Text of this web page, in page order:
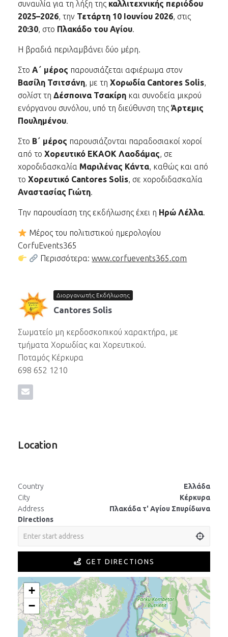
συναυλία για τη λήξη της καλλιτεχνικής περιόδου
2025–2026, την Τετάρτη 10 Ιουνίου 2026, στις
20:30, στο Πλακάδο του Αγίου.
Η βραδιά περιλαμβάνει δύο μέρη.
Στο Α΄ μέρος παρουσιάζεται αφιέρωμα στον
Βασίλη Τσιτσάνη, με τη Χορωδία Cantores Solis,
σολίστ τη Δέσποινα Τσακίρη και συνοδεία μικρού
ενόργανου συνόλου, υπό τη διεύθυνση της Άρτεμις
Πουλημένου.
Στο Β΄ μέρος παρουσιάζονται παραδοσιακοί χοροί
από το Χορευτικό ΕΚΑΟΚ Λαοδάμας, σε
χοροδιδασκαλία Μαριλένας Κάντα, καθώς και από
το Χορευτικό Cantores Solis, σε χοροδιδασκαλία
Αναστασίας Γιώτη.
Την παρουσίαση της εκδήλωσης έχει η Ηρώ Λέλλα.
Μέρος του πολιτιστικού ημερολογίου
CorfuEvents365
Περισσότερα:www.corfuevents365.com
Διοργανωτής Εκδήλωσης
Cantores Solis
Σωματείο μη κερδοσκοπικού χαρακτήρα, με
τμήματα Χορωδίας και Χορευτικού.
Ποταμός Κέρκυρα
698 652 1210
Location
Country
Ελλάδα
City
Κέρκυρα
Address
Πλακάδα τ' Αγίου Σπυρίδωνα
Directions
GET DIRECTIONS
+
−